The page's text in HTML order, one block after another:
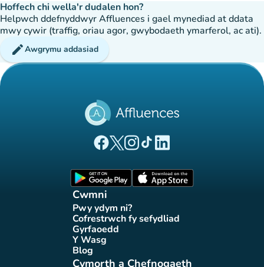
Hoffech chi wella'r dudalen hon?
Helpwch ddefnyddwyr Affluences i gael mynediad at ddata
mwy cywir (traffig, oriau agor, gwybodaeth ymarferol, ac ati).
editAwgrymu addasiad
(tab newydd)
(tab newydd)
(tab newydd)
(tab newydd)
(tab newydd)
Cwmni
Pwy ydym ni?
(tab newydd)
Cofrestrwch fy sefydliad
(tab newydd)
Gyrfaoedd(tab newydd)
Y Wasg(tab newydd)
Blog(tab newydd)
Cymorth a Chefnogaeth